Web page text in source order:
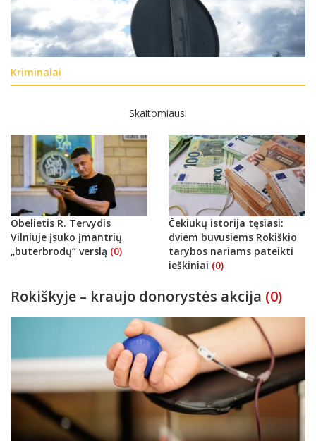
Kriminalai
Skaitomiausi
Obelietis R. Tervydis
Vilniuje įsuko įmantrių
„buterbrodų“ verslą (0)
Čekiukų istorija tęsiasi:
dviem buvusiems Rokiškio
tarybos nariams pateikti
ieškiniai (0)
Rokiškyje – kraujo donorystės akcija (0)